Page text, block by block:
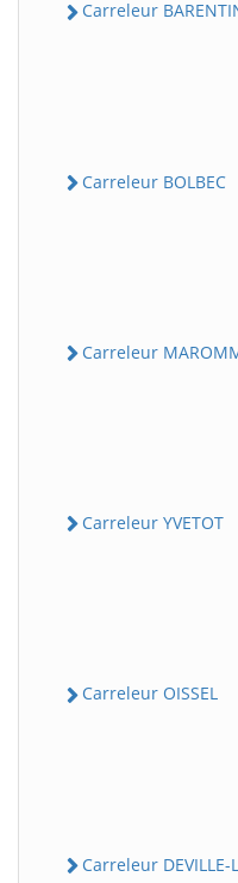
Carreleur
Carreleur BOLBEC
Carreleur
Carreleur YVETOT
Carreleur OISSEL
Carreleur DEVILLE-